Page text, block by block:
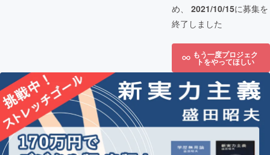
め、 2021/10/15に募集を
終了しました
もう一度プロジェク
トをやってほしい